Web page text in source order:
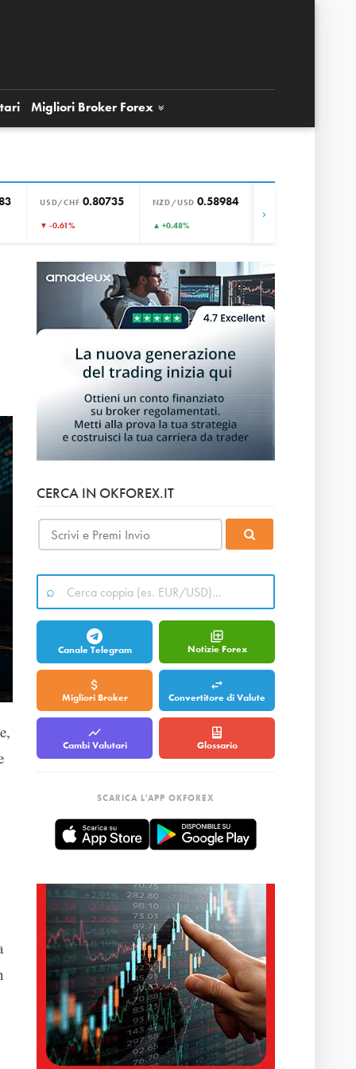
Migliori Broker Forex
USD/CHF 0.80735
▼ -0.61%
NZD/USD 0.58984
▲ +0.48%
›
CERCA IN OKFOREX.IT
Canale Telegram Notizie Forex
Migliori Broker Convertitore di Valute
Cambi Valutari Glossario
SCARICA L'APP OKFOREX